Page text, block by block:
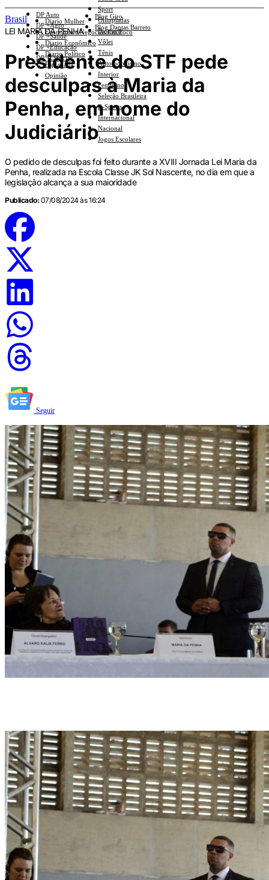
Sport
Olimpíadas
Basquete
Vôlei
Tênis
Automobilismo
Interior
Feminino
Seleção Brasileira
E-Sports
Internacional
Nacional
Jogos Escolares
DP Auto
DP +Agro
DP +Saúde
DP +Educação
DP +Ciências
Diario Mulher
Economia e Negócios Em Foco
Diario Econômico
Diario Político
Esplanada
Opinião
Blog Giro
Blog Dantas Barreto
Brasil
LEI MARIA DA PENHA
Presidente do STF pede
desculpas à Maria da
Penha, em nome do
Judiciário
O pedido de desculpas foi feito durante a XVIII Jornada Lei Maria da
Penha, realizada na Escola Classe JK Sol Nascente, no dia em que a
legislação alcança a sua maioridade
Publicado: 07/08/2024 às 16:24
Seguir